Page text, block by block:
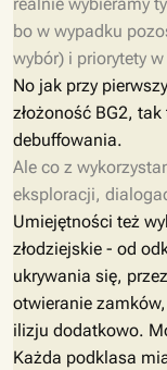
bo w wypadku
wybór) i priorytety
No jak przy
złożoność BG2,
debuffowania.
Ale co z
eksploracji,
Umiejętności też
złodziejskie - od
ukrywania się,
otwieranie
ilizju dodatkowo.
Każda podklasa